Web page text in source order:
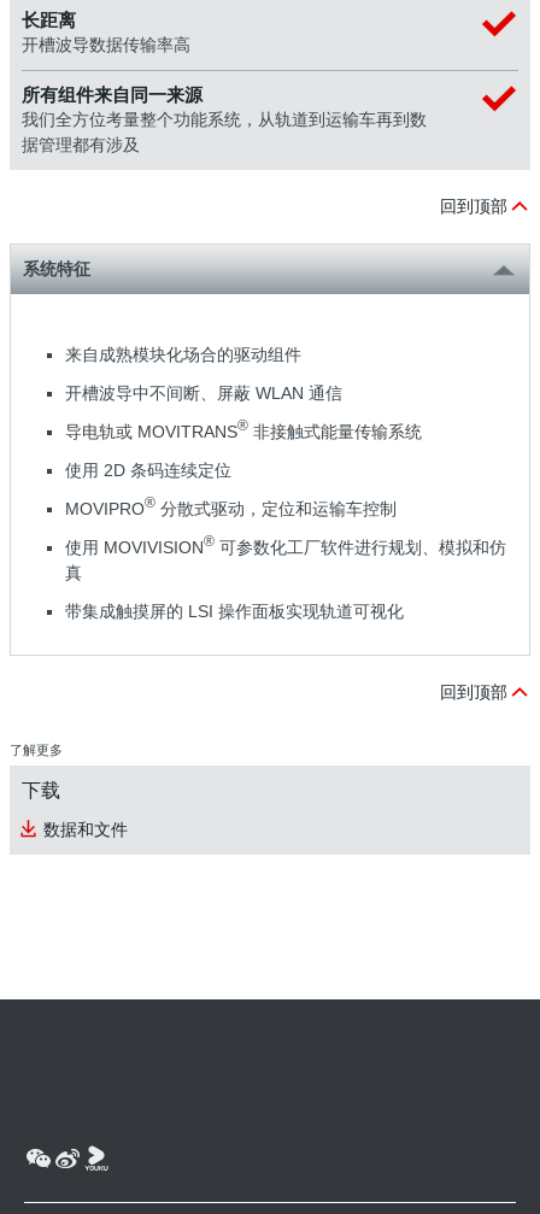
长距离
开槽波导数据传输率高
所有组件来自同一来源
我们全方位考量整个功能系统，从轨道到运输车再到数
据管理都有涉及
回到顶部
系统特征
来自成熟模块化场合的驱动组件
开槽波导中不间断、屏蔽 WLAN 通信
导电轨或 MOVITRANS® 非接触式能量传输系统
使用 2D 条码连续定位
MOVIPRO® 分散式驱动，定位和运输车控制
使用 MOVIVISION® 可参数化工厂软件进行规划、模拟和仿
真
带集成触摸屏的 LSI 操作面板实现轨道可视化
回到顶部
了解更多
下载
数据和文件